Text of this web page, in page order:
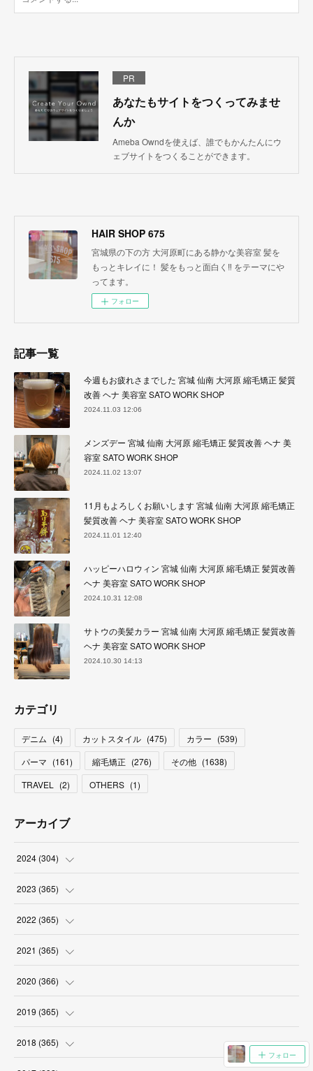
PR
あなたもサイトをつくってみませ
んか
Ameba Owndを使えば、誰でもかんたんにウ
ェブサイトをつくることができます。
HAIR SHOP 675
宮城県の下の方 大河原町にある静かな美容室 髪を
もっとキレイに！ 髪をもっと面白く‼︎ をテーマにや
ってます。
フォロー
記事一覧
今週もお疲れさまでした 宮城 仙南 大河原 縮毛矯正 髪質
改善 ヘナ 美容室 SATO WORK SHOP
2024.11.03 12:06
メンズデー 宮城 仙南 大河原 縮毛矯正 髪質改善 ヘナ 美
容室 SATO WORK SHOP
2024.11.02 13:07
11月もよろしくお願いします 宮城 仙南 大河原 縮毛矯正
髪質改善 ヘナ 美容室 SATO WORK SHOP
2024.11.01 12:40
ハッピーハロウィン 宮城 仙南 大河原 縮毛矯正 髪質改善
ヘナ 美容室 SATO WORK SHOP
2024.10.31 12:08
サトウの美髪カラー 宮城 仙南 大河原 縮毛矯正 髪質改善
ヘナ 美容室 SATO WORK SHOP
2024.10.30 14:13
カテゴリ
デニム (4) カットスタイル (475) カラー (539)
パーマ (161) 縮毛矯正 (276) その他 (1638)
TRAVEL
(2) OTHERS (1)
アーカイブ
2024 (304)
(3)
(31
(30
(31
2023 (365)
(31
(30
(31
(30
2022 (365)
(31
(30
(31
(30
2021 (365)
(31
(30
(31
(30
2020 (366)
(31
(30
2019 (365)
(31
2018 (365)
フォロー